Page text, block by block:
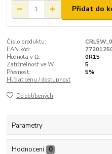
Přidat do
Číslo produktu:
EAN kód:
Hodnota v Ω:
0R15
Zatižitelnost ve W:
5
Přesnost:
5%
Hlídat cenu / dostupnost
Do oblíbených
Parametry
Hodnocení 0